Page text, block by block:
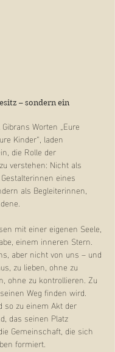
– sondern ein
Worten „Eure
Kinder“, laden
die Rolle der
verstehen: Nicht als
eines
als Begleiterinnen,
mit einer eigenen Seele,
einem inneren Stern.
aber nicht von uns – und
zu lieben, ohne zu
ohne zu kontrollieren. Zu
Weg finden wird.
so zu einem Akt der
das seinen Platz
Gemeinschaft, die sich
formiert.